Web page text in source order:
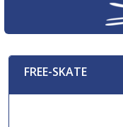
FREE-SKATE